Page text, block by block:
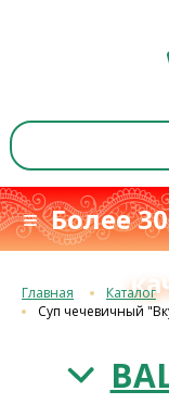
≡ Более
Главная Каталог
Суп чечевичный